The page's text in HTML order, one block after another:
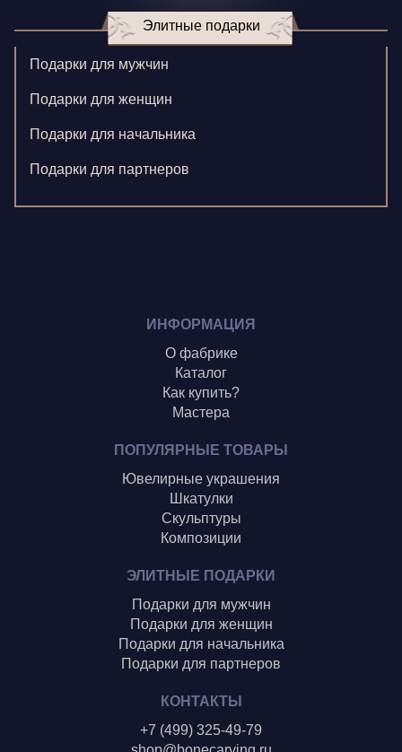
Кормилицына Е.
Корнилова В.
Ларионова С.
Левушкина Н.
Ненажный А.
Олонцев О.
Элитные подарки
Подарки для мужчин
Подарки для женщин
Подарки для начальника
Подарки для партнеров
ИНФОРМАЦИЯ
О фабрике
Каталог
Как купить?
Мастера
ПОПУЛЯРНЫЕ ТОВАРЫ
Ювелирные украшения
Шкатулки
Скульптуры
Композиции
ЭЛИТНЫЕ ПОДАРКИ
Подарки для мужчин
Подарки для женщин
Подарки для начальника
Подарки для партнеров
КОНТАКТЫ
+7 (499) 325-49-79